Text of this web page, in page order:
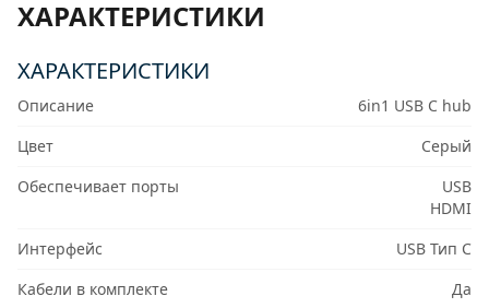
ХАРАКТЕРИСТИКИ
ХАРАКТЕРИСТИКИ
Описание
6in1 USB C hub
Цвет
Серый
Обеспечивает порты
USB
HDMI
Интерфейс
USB Тип C
Кабели в комплекте
Да